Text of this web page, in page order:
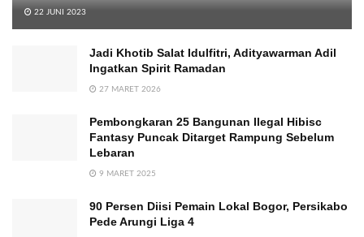
22 JUNI 2023
Jadi Khotib Salat Idulfitri, Adityawarman Adil
Ingatkan Spirit Ramadan
27 MARET 2026
Pembongkaran 25 Bangunan Ilegal Hibisc
Fantasy Puncak Ditarget Rampung Sebelum
Lebaran
9 MARET 2025
90 Persen Diisi Pemain Lokal Bogor, Persikabo
Pede Arungi Liga 4